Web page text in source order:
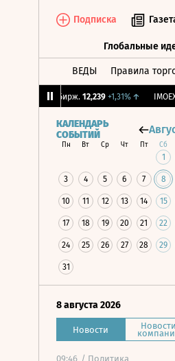
Подписка
Глобальные
ВЕДЫ Правила
CNY Бирж. 12,239 +1,31%↑ IMOEX
КАЛЕНДАРЬ
СОБЫТИЙ
Пн Вт Ср Чт Пт Сб
1
3 4 5 6 7 8
10 11 12 13 14 15
17 18 19 20 21 22
24 25 26 27 28 29
31
8 августа 2026
Новости Новости
09:46 / Политика